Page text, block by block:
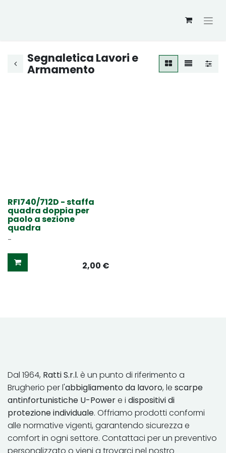
Segnaletica Lavori e
Armamento
RFI740/712D - staffa
quadra doppia per
paolo a sezione
quadra
-
2,00 €
Dal 1964, Ratti S.r.l. è un punto di riferimento a
Brugherio per l'abbigliamento da lavoro, le scarpe
antinfortunistiche U-Powere i dispositivi di
protezione individuale. Offriamo prodotti conformi
alle normative vigenti, garantendo sicurezza e
comfort in ​ogni settore. Contattaci per un preventivo
personalizzato o vieni a trovarci nel nostro